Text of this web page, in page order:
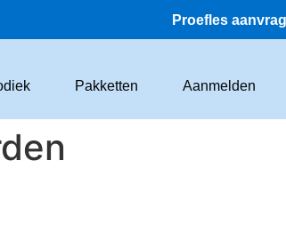
Proefles
Pakketten Aanmelden